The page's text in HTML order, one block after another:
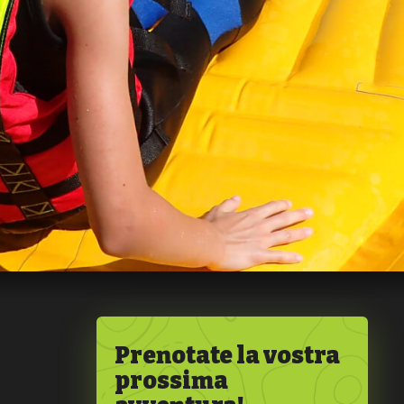
Ospite
Prenotate la vostra
prossima